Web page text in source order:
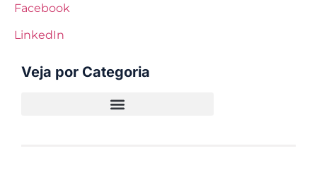
Facebook
LinkedIn
Veja por Categoria